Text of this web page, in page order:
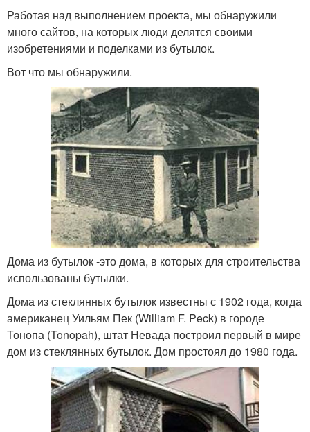
Работая над выполнением проекта, мы обнаружили
много сайтов, на которых люди делятся своими
изобретениями и поделками из бутылок.
Вот что мы обнаружили.
Дома из бутылок -это дома, в которых для строительства
использованы бутылки.
Дома из стеклянных бутылок известны с 1902 года, когда
американец Уильям Пек (William F. Peck) в городе
Тонопа (Tonopah), штат Невада построил первый в мире
дом из стеклянных бутылок. Дом простоял до 1980 года.